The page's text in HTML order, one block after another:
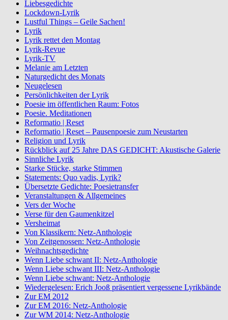
Liebesgedichte
Lockdown-Lyrik
Lustful Things – Geile Sachen!
Lyrik
Lyrik rettet den Montag
Lyrik-Revue
Lyrik-TV
Melanie am Letzten
Naturgedicht des Monats
Neugelesen
Persönlichkeiten der Lyrik
Poesie im öffentlichen Raum: Fotos
Poesie. Meditationen
Reformatio | Reset
Reformatio | Reset – Pausenpoesie zum Neustarten
Religion und Lyrik
Rückblick auf 25 Jahre DAS GEDICHT: Akustische Galerie
Sinnliche Lyrik
Starke Stücke, starke Stimmen
Statements: Quo vadis, Lyrik?
Übersetzte Gedichte: Poesietransfer
Veranstaltungen & Allgemeines
Vers der Woche
Verse für den Gaumenkitzel
Versheimat
Von Klassikern: Netz-Anthologie
Von Zeitgenossen: Netz-Anthologie
Weihnachtsgedichte
Wenn Liebe schwant II: Netz-Anthologie
Wenn Liebe schwant III: Netz-Anthologie
Wenn Liebe schwant: Netz-Anthologie
Wiedergelesen: Erich Jooß präsentiert vergessene Lyrikbände
Zur EM 2012
Zur EM 2016: Netz-Anthologie
Zur WM 2014: Netz-Anthologie